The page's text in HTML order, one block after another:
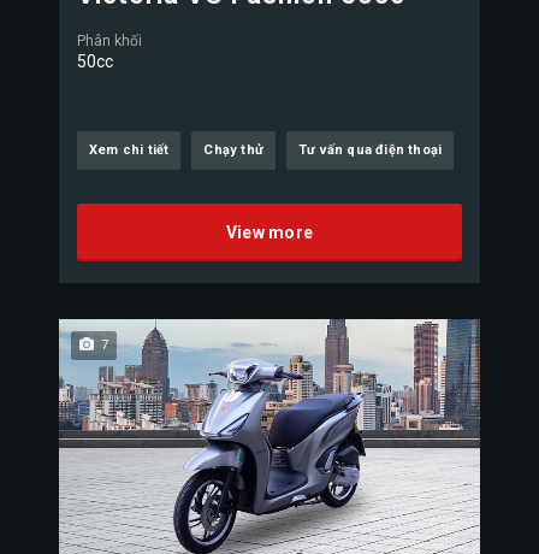
Phân khối
50cc
Xem chi tiết Chạy thử Tư vấn qua điện thoại
View more
7